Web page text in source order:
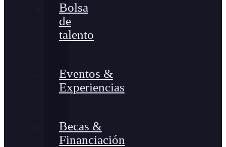
Bolsa
de
talento
Eventos &
Experiencias
Becas &
Financiación